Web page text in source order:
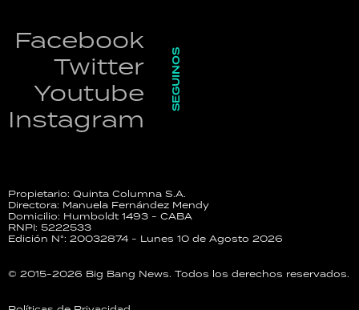
Facebook
Twitter
Youtube
Instagram
SEGUINOS
Propietario: Quinta Columna S.A.
Directora: Manuela Fernández Mendy
Domicilio: Humboldt 1493 - CABA
RNPI: 5222533
Edición N°: 20032874 - Lunes 10 de Agosto 2026
© 2015-2026 Big Bang News. Todos los derechos reservados.